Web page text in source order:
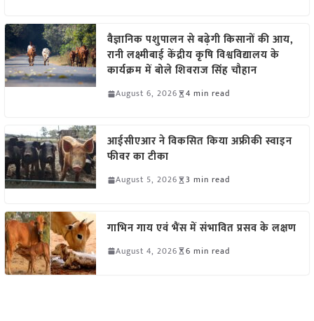
वैज्ञानिक पशुपालन से बढ़ेगी किसानों की आय,
रानी लक्ष्मीबाई केंद्रीय कृषि विश्वविद्यालय के
कार्यक्रम में बोले शिवराज सिंह चौहान
August 6, 2026 4 min read
आईसीएआर ने विकसित किया अफ्रीकी स्वाइन
फीवर का टीका
August 5, 2026 3 min read
गाभिन गाय एवं भैंस में संभावित प्रसव के लक्षण
August 4, 2026 6 min read